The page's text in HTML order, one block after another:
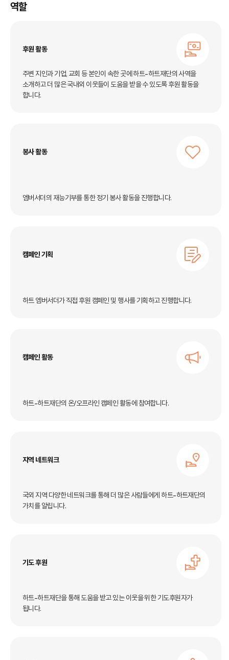
역할
후원 활동
주변 지인과 기업, 교회 등 본인이 속한 곳에하트-하트재단의 사역을
소개하고 더 많은 국내외 이웃들이 도움을 받을 수 있도록 후원 활동을
합니다.
봉사 활동
엠버서더의 재능기부를 통한 정기 봉사 활동을 진행합니다.
캠페인 기획
하트 엠버서더가 직접 후원 캠페인 및 행사를 기획하고 진행합니다.
캠페인 활동
하트-하트재단의 온/오프라인 캠페인 활동에 참여합니다.
지역 네트워크
국외 지역 다양한 네트워크를 통해 더 많은 사람들에게하트-하트재단의
가치를 알립니다.
기도 후원
하트-하트재단을 통해 도움을 받고 있는 이웃을 위한 기도후원자가
됩니다.